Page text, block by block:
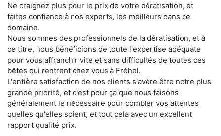
Ne craignez plus pour le prix de votre dératisation, et
faites confiance à nos experts, les meilleurs dans ce
domaine.
Nous sommes des professionnels de la dératisation, et à
ce titre, nous bénéficions de toute l'expertise adéquate
pour vous affranchir vite et sans difficultés de toutes ces
bêtes qui rentrent chez vous à Fréhel.
L'entière satisfaction de nos clients s'avère être notre plus
grande priorité, et c'est pour ça que nous faisons
généralement le nécessaire pour combler vos attentes
quelles qu'elles soient, et tout cela avec un excellent
rapport qualité prix.